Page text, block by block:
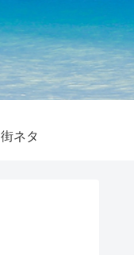
街ネタ